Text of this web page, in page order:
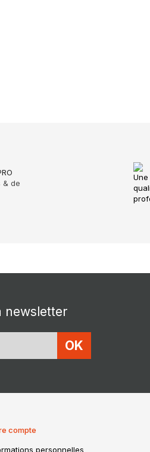
& de
newsletter
OK
compte
personnelles